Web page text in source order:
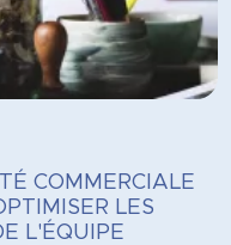
COMMERCIALE
LES
L'ÉQUIPE